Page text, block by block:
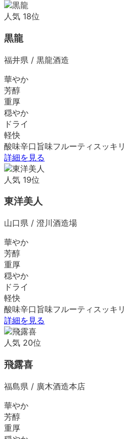
人気 18位
黒龍
福井県 / 黒龍酒造
華やか
芳醇
重厚
穏やか
ドライ
軽快
酸味辛口 旨味フルーティ スッキリ
詳細を見る
人気 19位
東洋美人
山口県 / 澄川酒造場
華やか
芳醇
重厚
穏やか
ドライ
軽快
酸味辛口 旨味フルーティ スッキリ
詳細を見る
人気 20位
飛露喜
福島県 / 廣木酒造本店
華やか
芳醇
重厚